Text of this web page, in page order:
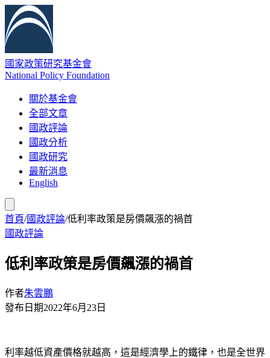
國家政策研究基金會
National Policy Foundation
關於基金會
全部文章
國政評論
國政分析
國政研究
最新消息
English
首頁/國政評論/低利率政策是房價飆漲的禍首
國政評論
低利率政策是房價飆漲的禍首
作者朱雲鵬
發布日期2022年6月23日
利率越低資產價格就越高，這是經濟學上的鐵律，也是全世界